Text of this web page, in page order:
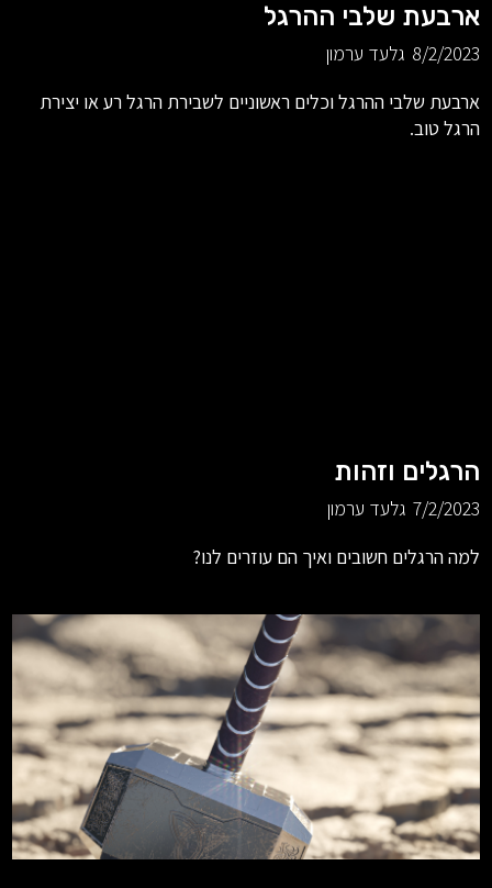
ארבעת שלבי ההרגל
8/2/2023 גלעד ערמון
ארבעת שלבי ההרגל וכלים ראשוניים לשבירת הרגל רע או יצירת
הרגל טוב.
הרגלים וזהות
7/2/2023 גלעד ערמון
למה הרגלים חשובים ואיך הם עוזרים לנו?